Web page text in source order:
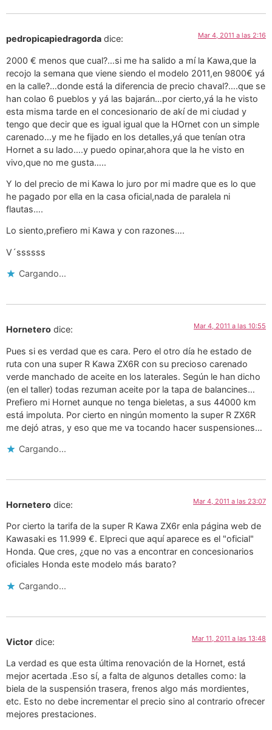
pedropicapiedragorda dice: Mar 4, 2011 a las 2:16
2000 € menos que cual?…si me ha salido a mí la Kawa,que la
recojo la semana que viene siendo el modelo 2011,en 9800€ yá
en la calle?…donde está la diferencia de precio chaval?….que se
han colao 6 pueblos y yá las bajarán…por cierto,yá la he visto
esta misma tarde en el concesionario de akí de mi ciudad y
tengo que decir que es igual igual que la HOrnet con un simple
carenado…y me he fijado en los detalles,yá que tenían otra
Hornet a su lado….y puedo opinar,ahora que la he visto en
vivo,que no me gusta…..
Y lo del precio de mi Kawa lo juro por mi madre que es lo que
he pagado por ella en la casa oficial,nada de paralela ni
flautas….
Lo siento,prefiero mi Kawa y con razones….
V´ssssss
Cargando...
Hornetero dice: Mar 4, 2011 a las 10:55
Pues si es verdad que es cara. Pero el otro día he estado de
ruta con una super R Kawa ZX6R con su precioso carenado
verde manchado de aceite en los laterales. Según le han dicho
(en el taller) todas rezuman aceite por la tapa de balancines…
Prefiero mi Hornet aunque no tenga bieletas, a sus 44000 km
está impoluta. Por cierto en ningún momento la super R ZX6R
me dejó atras, y eso que me va tocando hacer suspensiones…
Cargando...
Hornetero dice: Mar 4, 2011 a las 23:07
Por cierto la tarifa de la super R Kawa ZX6r enla página web de
Kawasaki es 11.999 €. Elpreci que aquí aparece es el "oficial"
Honda. Que cres, ¿que no vas a encontrar en concesionarios
oficiales Honda este modelo más barato?
Cargando...
Victor dice: Mar 11, 2011 a las 13:48
La verdad es que esta última renovación de la Hornet, está
mejor acertada .Eso sí, a falta de algunos detalles como: la
biela de la suspensión trasera, frenos algo más mordientes,
etc. Esto no debe incrementar el precio sino al contrario ofrecer
mejores prestaciones.